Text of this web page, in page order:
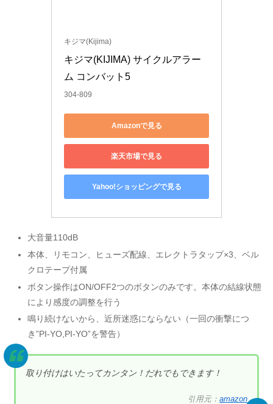
キジマ(Kijima)
キジマ(KIJIMA) サイクルアラー
ム コンバット5
304-809
Amazonで見る
楽天市場で見る
Yahoo!ショッピングで見る
大音量110dB
本体、リモコン、ヒューズ配線、エレクトラタップ×3、ベル
クロテープ付属
ボタン操作はON/OFF2つのボタンのみです。本体の結線状態
により感度の調整を行う
鳴り続けないから、近所迷惑にならない（一回の衝撃につ
き”PI-YO,PI-YO”を警告）
取り付けはいたってカンタン！だれでもできます！
引用元： amazon